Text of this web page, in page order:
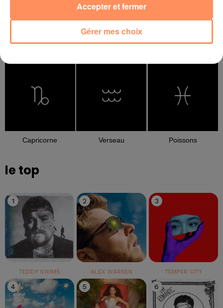
Capricorne Verseau Poissons
le top
1
TEDDY SWIMS
2
ALEX WARREN
3
TEMPER CITY
4 5 6
Gérer mes choix
Accepter et fermer